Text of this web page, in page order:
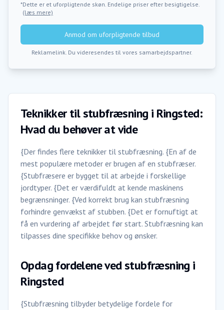
*Dette er et uforpligtende skøn. Endelige priser efter besigtigelse.
(læs mere)
Anmod om uforpligtende tilbud
Reklamelink. Du videresendes til vores samarbejdspartner.
Teknikker til stubfræsning i Ringsted:
Hvad du behøver at vide
{Der findes flere teknikker til stubfræsning. {En af de
mest populære metoder er brugen af en stubfræser.
{Stubfræsere er bygget til at arbejde i forskellige
jordtyper. {Det er værdifuldt at kende maskinens
begrænsninger. {Ved korrekt brug kan stubfræsning
forhindre genvækst af stubben. {Det er fornuftigt at
få en vurdering af arbejdet før start. Stubfræsning kan
tilpasses dine specifikke behov og ønsker.
Opdag fordelene ved stubfræsning i
Ringsted
{Stubfræsning tilbyder betydelige fordele for